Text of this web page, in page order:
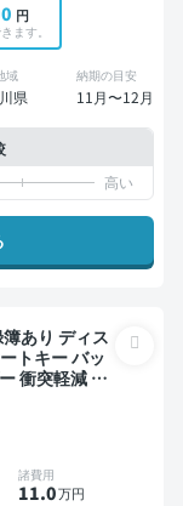
円
ます。
域
県
納期の目安
11月〜12月
トキー バッ
衝突軽減 両
諸費用
11.0万円